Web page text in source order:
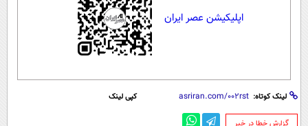
اپلیکیشن عصر ایران
لینک کوتاه: کپی لینک
‌گزارش خطا در خبر